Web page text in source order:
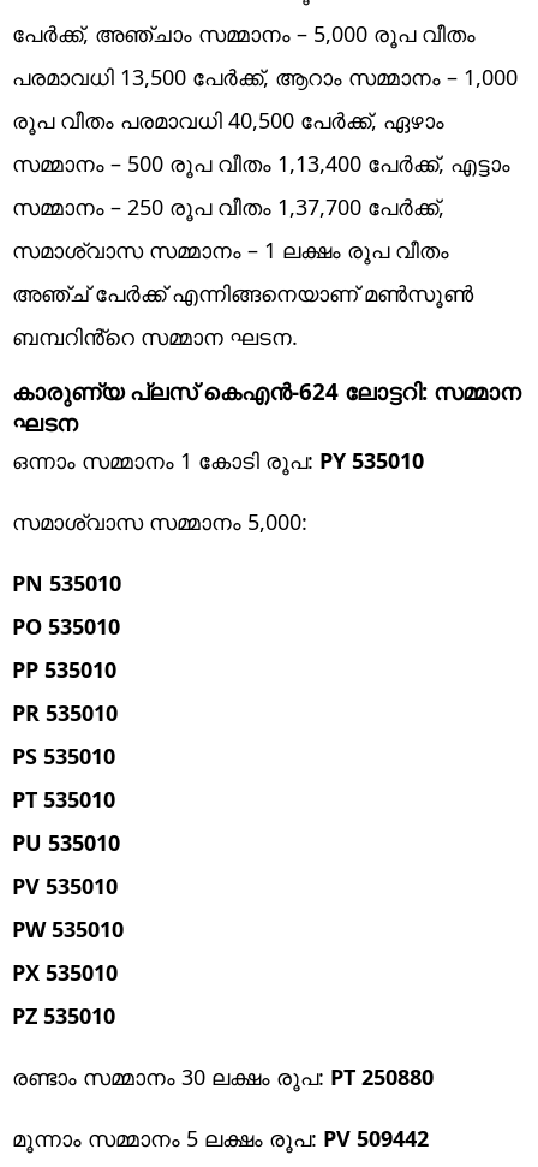
പേർക്ക്, അഞ്ചാം സമ്മാനം – 5,000 രൂപ വീതം
പരമാവധി 13,500 പേർക്ക്, ആറാം സമ്മാനം – 1,000
രൂപ വീതം പരമാവധി 40,500 പേർക്ക്, ഏഴാം
സമ്മാനം – 500 രൂപ വീതം 1,13,400 പേർക്ക്, എട്ടാം
സമ്മാനം – 250 രൂപ വീതം 1,37,700 പേർക്ക്,
സമാശ്വാസ സമ്മാനം – 1 ലക്ഷം രൂപ വീതം
അഞ്ച് പേർക്ക് എന്നിങ്ങനെയാണ് മൺസൂൺ
ബമ്പറിൻ്റെ സമ്മാന ഘടന.
കാരുണ്യ പ്ലസ് കെഎൻ-624 ലോട്ടറി: സമ്മാന
ഘടന
ഒന്നാം സമ്മാനം 1 കോടി രൂപ: PY 535010
സമാശ്വാസ സമ്മാനം 5,000:
PN 535010
PO 535010
PP 535010
PR 535010
PS 535010
PT 535010
PU 535010
PV 535010
PW 535010
PX 535010
PZ 535010
രണ്ടാം സമ്മാനം 30 ലക്ഷം രൂപ: PT 250880
മൂന്നാം സമ്മാനം 5 ലക്ഷം രൂപ: PV 509442